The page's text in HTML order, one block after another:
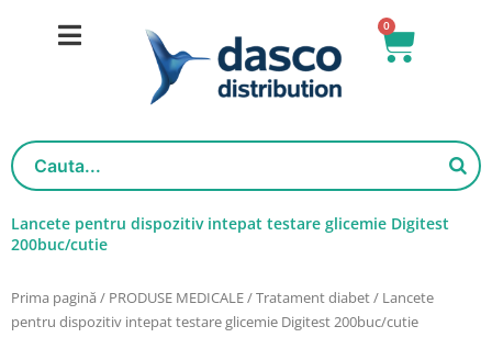
0
Cart
Lancete pentru dispozitiv intepat testare glicemie Digitest
200buc/cutie
Prima pagină / PRODUSE MEDICALE/Tratament diabet/ Lancete
pentru dispozitiv intepat testare glicemie Digitest 200buc/cutie